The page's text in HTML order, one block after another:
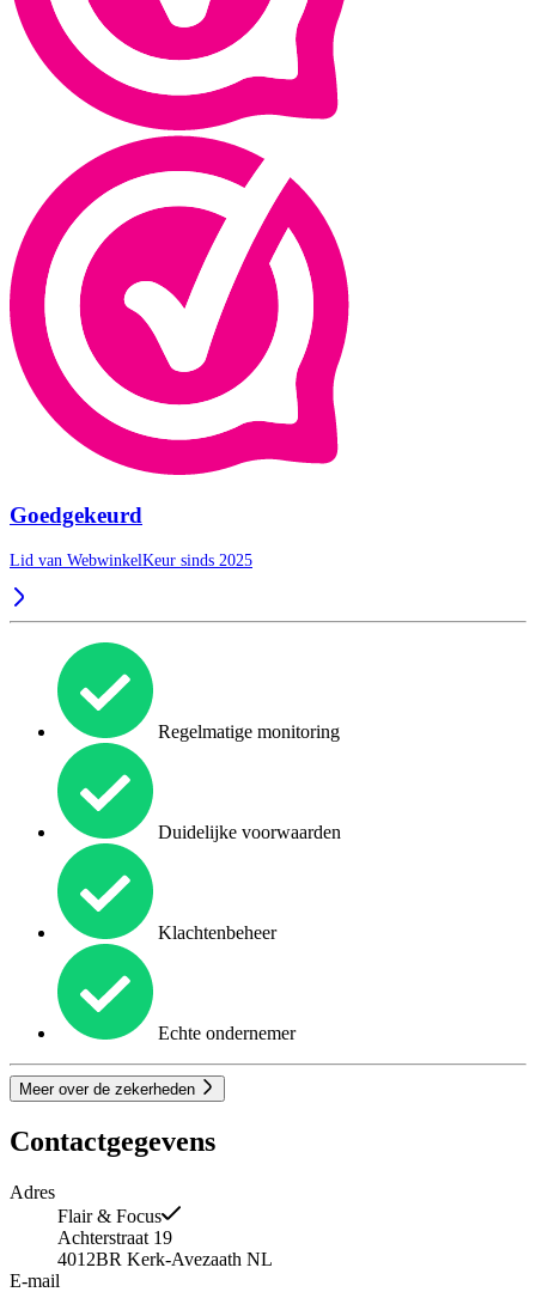
Goedgekeurd
Lid van WebwinkelKeur sinds 2025
Regelmatige monitoring
Duidelijke voorwaarden
Klachtenbeheer
Echte ondernemer
Meer over de zekerheden
Contactgegevens
Adres
Flair & Focus
Achterstraat 19
4012BR Kerk-Avezaath NL
E-mail